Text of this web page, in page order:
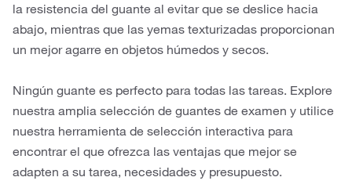
la resistencia del guante al evitar que se deslice hacia
abajo, mientras que las yemas texturizadas proporcionan
un mejor agarre en objetos húmedos y secos.
Ningún guante es perfecto para todas las tareas. Explore
nuestra amplia selección de guantes de examen y utilice
nuestra herramienta de selección interactiva para
encontrar el que ofrezca las ventajas que mejor se
adapten a su tarea, necesidades y presupuesto.